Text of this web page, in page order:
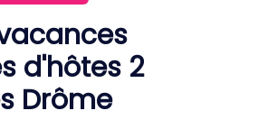
d'hôtes 2
Drôme